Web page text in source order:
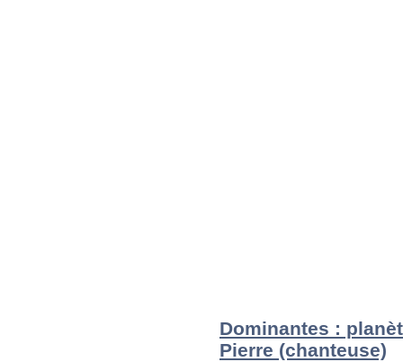
Dominantes :
Pierre (chanteuse)